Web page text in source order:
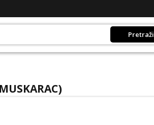
Pretraži